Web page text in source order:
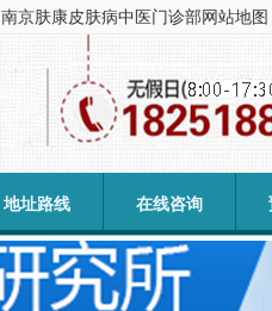
网站地图
南京肤康皮肤病中医门诊部
地址路线 在线咨询